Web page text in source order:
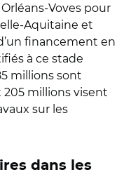
Voves pour
Aquitaine et
financement en
à ce stade
millions sont
millions visent
sur les
dans les